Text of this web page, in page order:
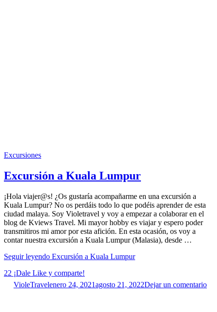
Excursiones
Excursión a Kuala Lumpur
¡Hola viajer@s! ¿Os gustaría acompañarme en una excursión a
Kuala Lumpur? No os perdáis todo lo que podéis aprender de esta
ciudad malaya. Soy Violetravel y voy a empezar a colaborar en el
blog de Kviews Travel. Mi mayor hobby es viajar y espero poder
transmitiros mi amor por esta afición. En esta ocasión, os voy a
contar nuestra excursión a Kuala Lumpur (Malasia), desde …
Seguir leyendo Excursión a Kuala Lumpur
22 ¡Dale Like y comparte!
VioleTravelenero 24, 2021agosto 21, 2022Dejar un comentario